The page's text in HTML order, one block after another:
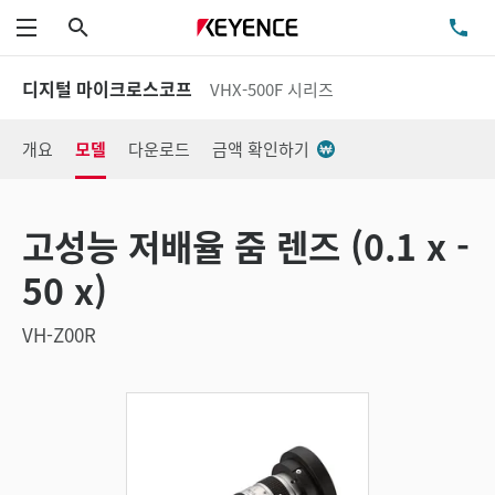
메뉴
디지털 마이크로스코프 VHX-500F 시리즈
개요 모델 다운로드 금액 확인하기
고성능 저배율 줌 렌즈 (0.1 x -
50 x)
VH-Z00R